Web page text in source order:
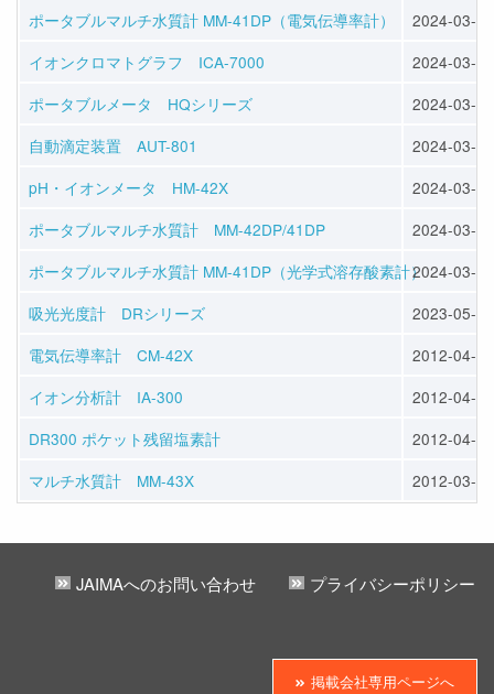
ポータブルマルチ水質計 MM-41DP（電気伝導率計）
2024-03-26
イオンクロマトグラフ ICA-7000
2024-03-26
ポータブルメータ HQシリーズ
2024-03-26
自動滴定装置 AUT-801
2024-03-26
pH・イオンメータ HM-42X
2024-03-26
ポータブルマルチ水質計 MM-42DP/41DP
2024-03-26
ポータブルマルチ水質計 MM-41DP（光学式溶存酸素計）2024-03-26
吸光光度計 DRシリーズ
2023-05-01
電気伝導率計 CM-42X
2012-04-03
イオン分析計 IA-300
2012-04-03
DR300 ポケット残留塩素計
2012-04-03
マルチ水質計 MM-43X
2012-03-28
JAIMAへのお問い合わせ プライバシーポリシー
掲載会社専用ページへ